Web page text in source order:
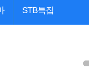
STB특집